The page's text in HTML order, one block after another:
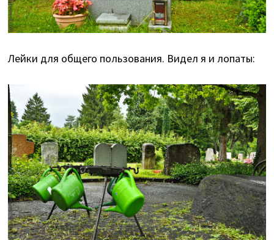
Лейки для общего пользования. Видел я и лопаты: